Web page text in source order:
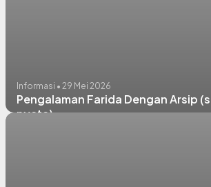
Informasi • 29 Mei 2026
Pengalaman Farida Dengan Arsip
nyata)